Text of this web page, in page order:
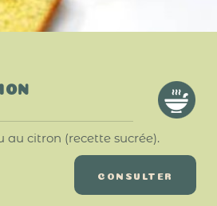
au citron (recette sucrée).
CONSULTER